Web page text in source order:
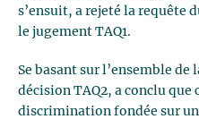
s’ensuit, a rejeté la requête
le jugement TAQ1.
Se basant sur l’ensemble
décision TAQ2, a conclu
discrimination fondée sur